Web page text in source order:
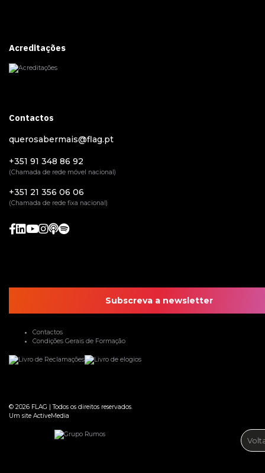
Acreditações
Contactos
querosabermais@flag.pt
+351 91 348 86 92
(Chamada de rede móvel nacional)
+351 21 356 06 06
(Chamada de rede fixa nacional)
Subscreva a newsletter
Contactos
Condições Gerais de Formação
© 2026 FLAG |Todos os direitos reservados.
Um site ActiveMedia